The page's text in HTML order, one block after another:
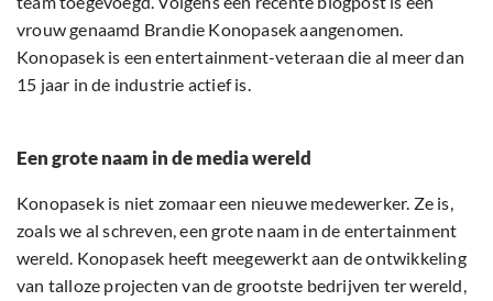
vrouw genaamd Brandie Konopasek aangenomen.
Konopasek is een entertainment-veteraan die al meer dan
15 jaar in de industrie actief is.
Een grote naam in de media wereld
Konopasek is niet zomaar een nieuwe medewerker. Ze is,
zoals we al schreven, een grote naam in de entertainment
wereld. Konopasek heeft meegewerkt aan de ontwikkeling
van talloze projecten van de grootste bedrijven ter wereld,